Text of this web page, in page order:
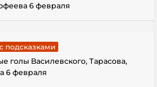
6 февраля
подсказками
голы Василевского, Тарасова,
6 февраля